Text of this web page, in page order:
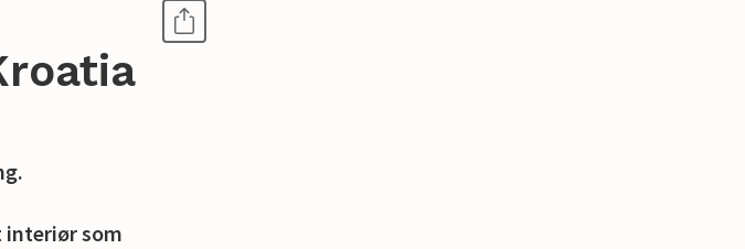
interiør som